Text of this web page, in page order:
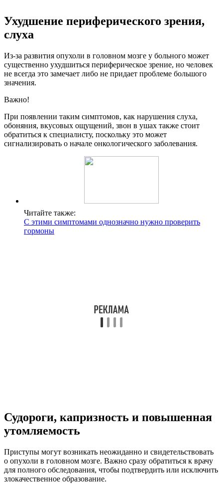
Ухудшение периферического зрения,
слуха
Из-за развития опухоли в головном мозге у больного может
существенно ухудшиться периферическое зрение, но человек
не всегда это замечает либо не придает проблеме большого
значения.
Важно!
При появлении таким симптомов, как нарушения слуха,
обоняния, вкусовых ощущений, звон в ушах также стоит
обратиться к специалисту, поскольку это может
сигнализировать о начале онкологического заболевания.
Читайте также:
С этими симптомами однозначно нужно проверить
гормоны
Судороги, капризность и повышенная
утомляемость
Приступы могут возникать неожиданно и свидетельствовать
о опухоли в головном мозге. Важно сразу обратиться к врачу
для полного обследования, чтобы подтвердить или исключить
злокачественное образование.